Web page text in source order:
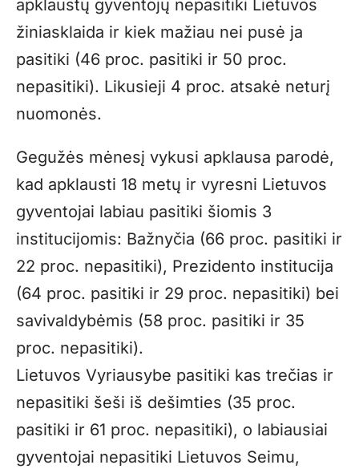
apklaustų gyventojų nepasitiki Lietuvos
žiniasklaida ir kiek mažiau nei pusė ja
pasitiki (46 proc. pasitiki ir 50 proc.
nepasitiki). Likusieji 4 proc. atsakė neturį
nuomonės.
Gegužės mėnesį vykusi apklausa parodė,
kad apklausti 18 metų ir vyresni Lietuvos
gyventojai labiau pasitiki šiomis 3
institucijomis: Bažnyčia (66 proc. pasitiki ir
22 proc. nepasitiki), Prezidento institucija
(64 proc. pasitiki ir 29 proc. nepasitiki) bei
savivaldybėmis (58 proc. pasitiki ir 35
proc. nepasitiki).
Lietuvos Vyriausybe pasitiki kas trečias ir
nepasitiki šeši iš dešimties (35 proc.
pasitiki ir 61 proc. nepasitiki), o labiausiai
gyventojai nepasitiki Lietuvos Seimu,